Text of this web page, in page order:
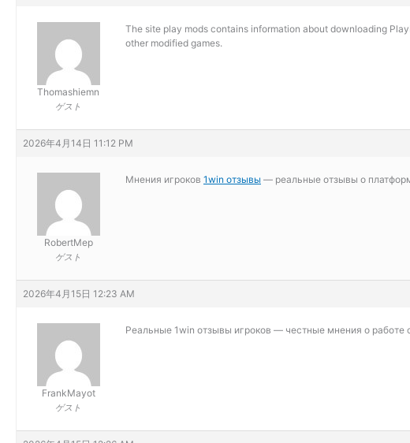
Thomashiemn
ゲスト
The site play mods contains information about downloading
other modified games.
2026年4月14日 11:12 PM
RobertMep
ゲスト
Мнения игроков 1win отзывы — реальные отзывы о
2026年4月15日 12:23 AM
FrankMayot
ゲスト
Реальные 1win отзывы игроков — честные мнения о работе